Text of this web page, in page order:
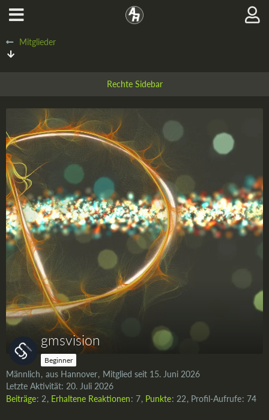
Mitglieder
gmsvision
Beginner
Männlich aus Hannover Mitglied seit 15. Juni 2026
Letzte Aktivität: 20. Juli 2026
Beiträge 2 Erhaltene Reaktionen 7 Punkte 22 Profil-Aufrufe 74